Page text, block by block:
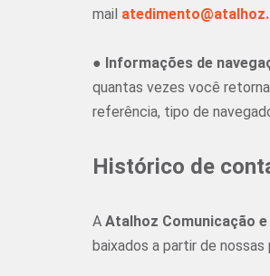
mail
● Informações de
quantas vezes você
referência, tipo de
Histórico de
A Atalhoz Comunicação
baixados a partir de